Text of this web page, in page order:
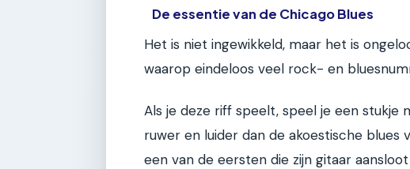
De essentie van de Chicago Blues
Het is niet ingewikkeld, maar het is
waarop eindeloos veel rock- en
Als je deze riff speelt, speel je een stukje
ruwer en luider dan de akoestische blues
een van de eersten die zijn gitaar